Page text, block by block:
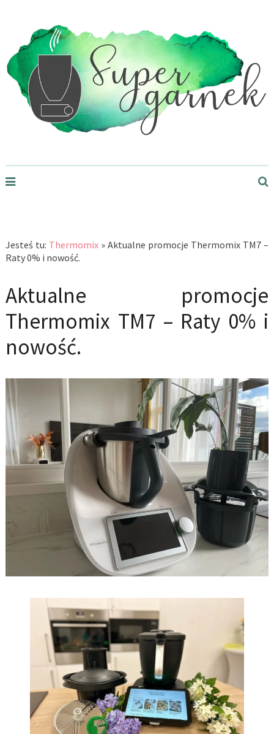
Supergarnek.pl
Jesteś tu: Thermomix»Aktualne promocje Thermomix TM7 –
Raty 0% i nowość.
Aktualne promocje
Thermomix TM7 – Raty 0% i
nowość.